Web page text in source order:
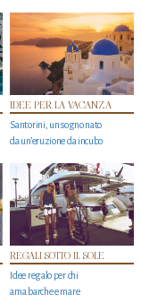
IDEE PER LA VACANZA
Santorini, un sogno nato
da un’eruzione da incubo
REGALI SOTTO IL SOLE
Idee regalo per chi
ama barche e mare